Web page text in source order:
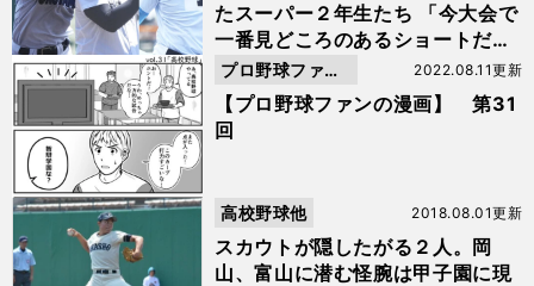
たスーパー２年生たち 「今大会で
一番見どころのあるショートだっ
た」
【プロ野球ファンの漫画】 第31
回
2022.08.11更新
プロ野球ファン
の漫画
スカウトが隠したがる２人。岡
山、富山に潜む怪腕は甲子園に現
2018.08.01更新
高校野球他